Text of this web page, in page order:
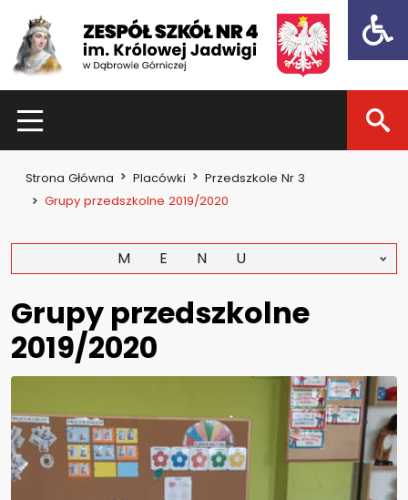
Kadra nauczycielska
Konkursy
Dla rodziców
Nieodpłatna pomoc prawna i poradnictwo...
Kadra nauczycielska
Druki do pobrania
Strona Główna Placówki
Przedszkole Nr 3
Grupy przedszkolne 2019/2020
MENU
Grupy przedszkolne
2019/2020